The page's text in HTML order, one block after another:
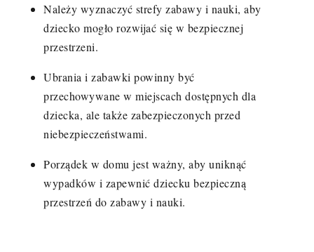
Należy wyznaczyć strefy zabawy i nauki, aby
dziecko mogło rozwijać się w bezpiecznej
przestrzeni.
Ubrania i zabawki powinny być
przechowywane w miejscach dostępnych dla
dziecka, ale także zabezpieczonych przed
niebezpieczeństwami.
Porządek w domu jest ważny, aby uniknąć
wypadków i zapewnić dziecku bezpieczną
przestrzeń do zabawy i nauki.